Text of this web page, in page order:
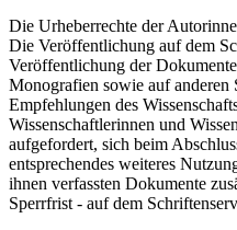
Die Urheberrechte der
Die Veröffentlichung auf dem
Veröffentlichung der
Monografien sowie auf anderen
Empfehlungen des
Wissenschaftlerinnen und
aufgefordert, sich beim
entsprechendes weiteres
ihnen verfassten Dokumente
Sperrfrist - auf dem